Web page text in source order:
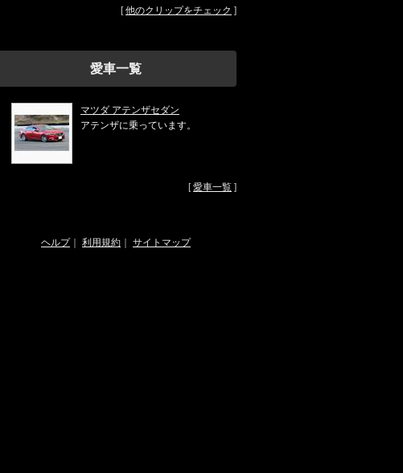
[他のクリップをチェック ]
愛車一覧
マツダ アテンザセダン
アテンザに乗っています。
[愛車一覧 ]
ヘルプ｜ 利用規約 サイトマップ